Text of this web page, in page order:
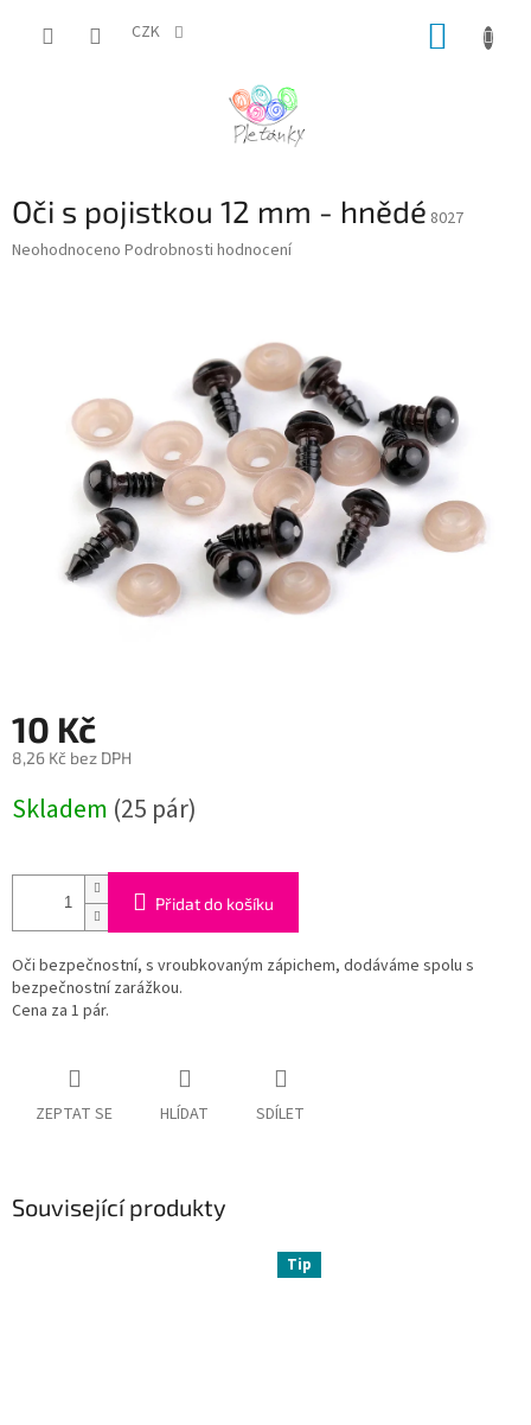
CZK
Oči s pojistkou 12 mm - hnědé 8027
Průměrné
hvězdiček.
Neohodnoceno Podrobnosti hodnocení
10 Kč
8,26 Kč bez DPH
cena:
Skladem (25 pár)
Přidat do košíku
Oči bezpečnostní, s vroubkovaným zápichem, dodáváme spolu s
bezpečnostní zarážkou.
Cena za 1 pár.
ZEPTAT SE HLÍDAT SDÍLET
Související produkty
Tip